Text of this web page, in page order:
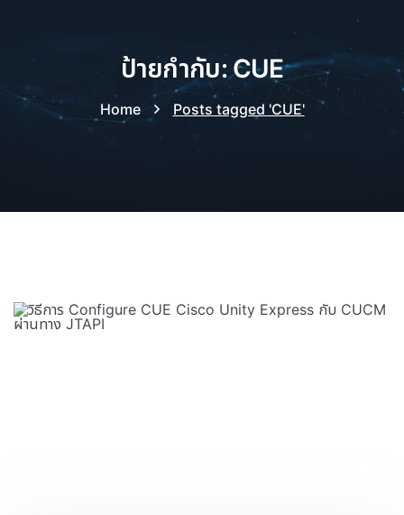
ป้ายกำกับ: CUE
Home Posts tagged 'CUE'